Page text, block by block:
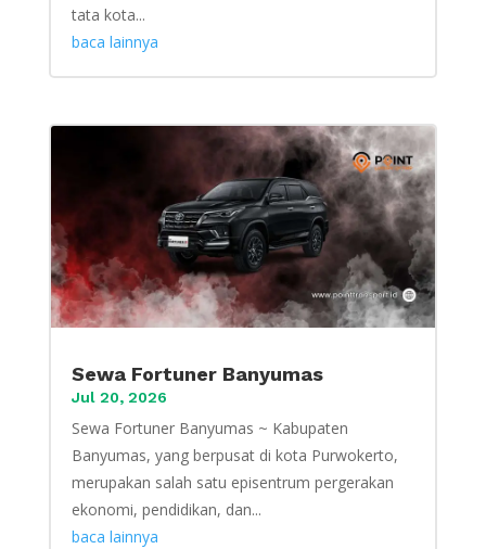
tata kota...
baca lainnya
Sewa Fortuner Banyumas
Jul 20, 2026
Sewa Fortuner Banyumas ~ Kabupaten
Banyumas, yang berpusat di kota Purwokerto,
merupakan salah satu episentrum pergerakan
ekonomi, pendidikan, dan...
baca lainnya